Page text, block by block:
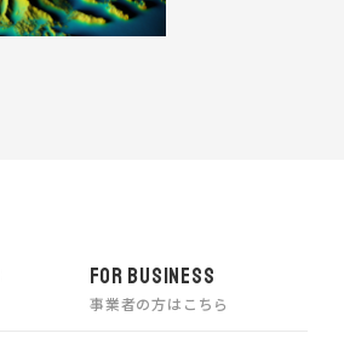
FOR BUSINESS
事業者の方はこちら